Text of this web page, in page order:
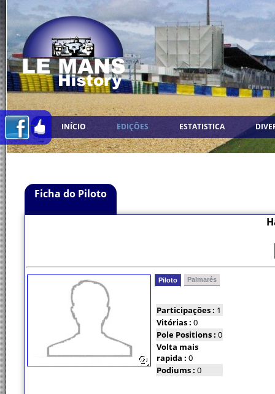
INÍCIO EDIÇÕES ESTATISTICA
Ficha do Piloto
Piloto Palmarés
Participações : 1
Vitórias : 0
Pole Positions : 0
Volta mais
rapida : 0
Podiums : 0